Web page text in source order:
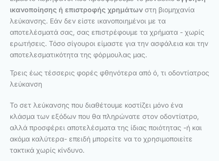
ικανοποίησης ή επιστροφής χρημάτων στη βιομηχανία
λεύκανσης. Εάν δεν είστε ικανοποιημένοι με τα
αποτελέσματά σας, σας επιστρέφουμε τα χρήματα - χωρίς
ερωτήσεις. Τόσο σίγουροι είμαστε για την ασφάλεια και την
αποτελεσματικότητα της φόρμουλας μας.
Τρεις έως τέσσερις φορές φθηνότερα από ό, τι οδοντίατρος
λεύκανση
Το σετ λεύκανσης που διαθέτουμε κοστίζει μόνο ένα
κλάσμα των εξόδων που θα πληρώνατε στον οδοντίατρο,
αλλά προσφέρει αποτελέσματα της ίδιας ποιότητας -ή και
ακόμα καλύτερα- επειδή μπορείτε να το χρησιμοποιείτε
τακτικά χωρίς κίνδυνο.